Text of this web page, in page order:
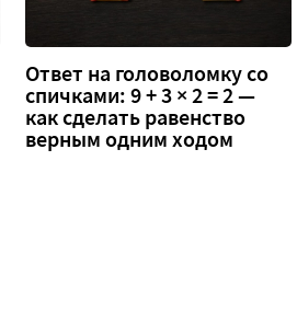
Ответ на головоломку со
спичками: 9 + 3 × 2 = 2 —
как сделать равенство
верным одним ходом